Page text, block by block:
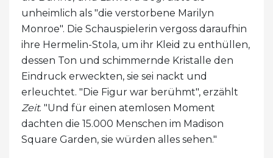
unheimlich als "die verstorbene Marilyn
Monroe". Die Schauspielerin vergoss daraufhin
ihre Hermelin-Stola, um ihr Kleid zu enthüllen,
dessen Ton und schimmernde Kristalle den
Eindruck erweckten, sie sei nackt und
erleuchtet. "Die Figur war berühmt", erzählt
Zeit. "Und für einen atemlosen Moment
dachten die 15.000 Menschen im Madison
Square Garden, sie würden alles sehen."